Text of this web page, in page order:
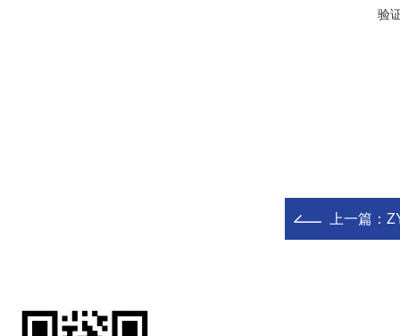
验
上一篇：